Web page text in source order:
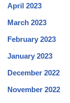
April 2023
March 2023
February 2023
January 2023
December 2022
November 2022